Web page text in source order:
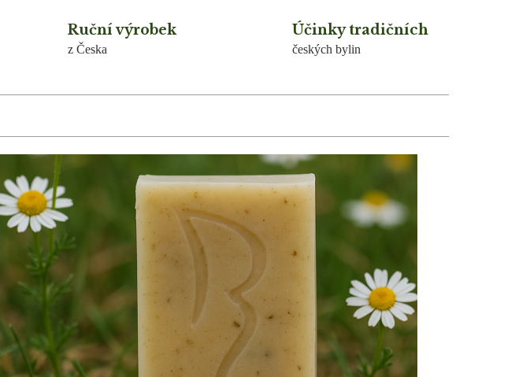
Ruční výrobek
z Česka
Účinky tradičních
českých bylin